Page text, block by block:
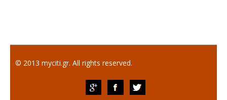
© 2013 myciti.gr. All rights reserved.